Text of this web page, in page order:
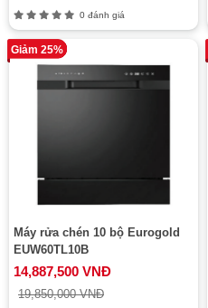
0 đánh giá
Giảm 25%
Máy rửa chén 10 bộ Eurogold
EUW60TL10B
14,887,500 VNĐ
19,850,000 VNĐ